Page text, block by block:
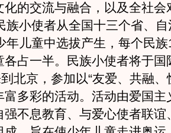
化的交流与融合，以及全社会
族小使者从全国十三个省、
年儿童中选拔产生，每个民
各占一半。民族小使者将于国
北京，参加以“友爱、共融、
富多彩的活动。活动由爱国主
强不息教育、与爱心使者联谊